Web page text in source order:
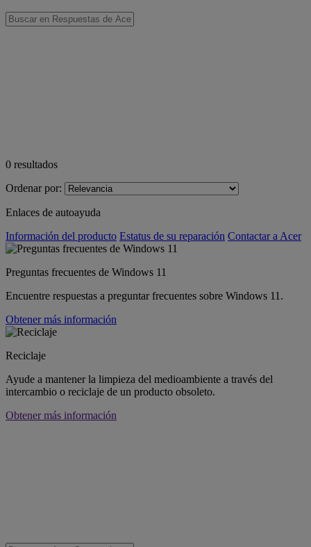
0 resultados
Ordenar por:
Enlaces de autoayuda
Información del producto Estatus de su reparación Contactar a Acer
Preguntas frecuentes de Windows 11
Encuentre respuestas a preguntar frecuentes sobre Windows 11.
Obtener más información
Reciclaje
Ayude a mantener la limpieza del medioambiente a través del
intercambio o reciclaje de un producto obsoleto.
Obtener más información